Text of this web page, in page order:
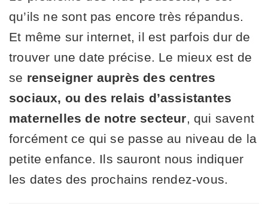
qu’ils ne sont pas encore très répandus.
Et même sur internet, il est parfois dur de
trouver une date précise. Le mieux est de
se renseigner auprès des centres
sociaux, ou des relais d’assistantes
maternelles de notre secteur , qui savent
forcément ce qui se passe au niveau de la
petite enfance. Ils sauront nous indiquer
les dates des prochains rendez-vous.